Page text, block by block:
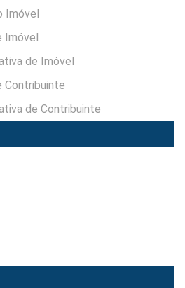
Imóvel
Imóvel
de Imóvel
Contribuinte
de Contribuinte